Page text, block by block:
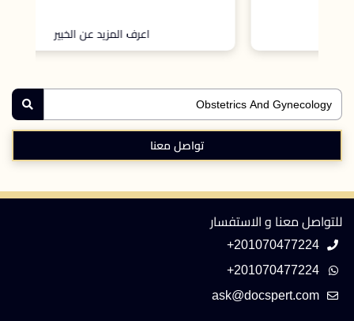
اعرف المزيد عن الخبير
تواصل معنا
للتواصل معنا و الاستفسار
+201070477224
+201070477224